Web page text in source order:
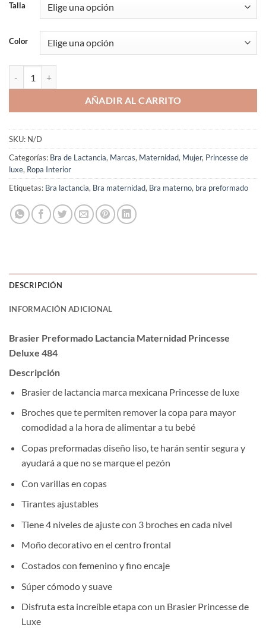
Talla
Color
AÑADIR AL CARRITO
SKU: N/D
Categorías: Bra de Lactancia, Marcas, Maternidad, Mujer, Princesse de
luxe, Ropa Interior
Etiquetas: Bra lactancia, Bra maternidad, Bra materno, bra preformado
DESCRIPCIÓN
INFORMACIÓN ADICIONAL
Brasier Preformado Lactancia Maternidad Princesse
Deluxe 484
Descripción
Brasier de lactancia marca mexicana Princesse de luxe
Broches que te permiten remover la copa para mayor
comodidad a la hora de alimentar a tu bebé
Copas preformadas diseño liso, te harán sentir segura y
ayudará a que no se marque el pezón
Con varillas en copas
Tirantes ajustables
Tiene 4 niveles de ajuste con 3 broches en cada nivel
Moño decorativo en el centro frontal
Costados con femenino y fino encaje
Súper cómodo y suave
Disfruta esta increíble etapa con un Brasier Princesse de
Luxe